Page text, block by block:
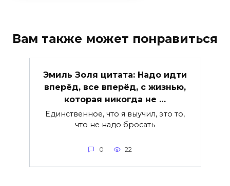
Вам также может понравиться
Эмиль Золя цитата: Надо идти
вперёд, все вперёд, с жизнью,
которая никогда не …
Единственное, что я выучил, это то,
что не надо бросать
0 22